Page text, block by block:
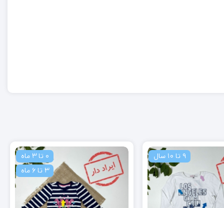
9 تا 10 سال
0 تا 3 ماه
3 تا 6 ماه